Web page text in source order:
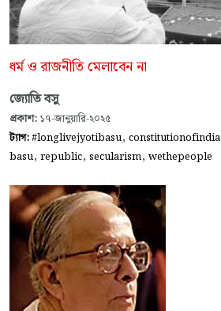
ধর্ম ও রাজনীতি মেলাবেন না
জ্যোতি বসু
প্রকাশ: ১৭-জানুয়ারি-২০২৫
ট্যাগ:#longlivejyotibasu, constitutionofindia
basu, republic, secularism, wethepeople